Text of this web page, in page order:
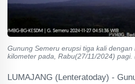
Gunung Semeru erupsi tiga kali dengan
kilometer pada, Rabu(27/11/2024) pagi.
LUMAJANG (Lenteratoday) -